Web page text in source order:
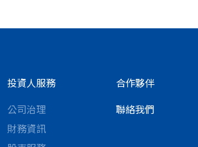
投資人服務
公司治理
財務資訊
合作夥伴
聯絡我們